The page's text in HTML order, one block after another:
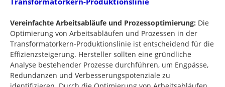
Vereinfachte Arbeitsabläufe und Prozessoptimierung: Die
Optimierung von Arbeitsabläufen und Prozessen in der
Transformatorkern-Produktionslinie ist entscheidend für die
Effizienzsteigerung. Hersteller sollten eine gründliche
Analyse bestehender Prozesse durchführen, um Engpässe,
Redundanzen und Verbesserungspotenziale zu